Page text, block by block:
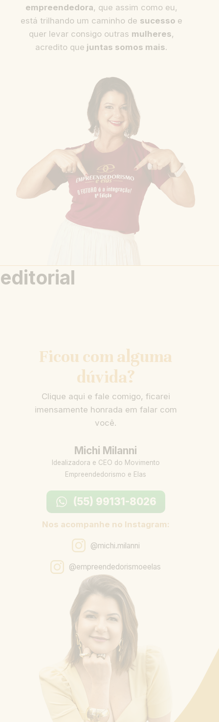
empreendedora, que assim como eu,
está trilhando um caminho de sucesso e
quer levar consigo outras mulheres,
acredito que juntas somos mais.
editorial
Ficou com alguma
dúvida?
Clique aqui e fale comigo, ficarei
imensamente honrada em falar com
você.
Michi Milanni
Idealizadora e CEO do Movimento
Empreendedorismo e Elas
(55) 99131-8026
Nos acompanhe no Instagram:
@michi.milanni
@empreendedorismoeelas